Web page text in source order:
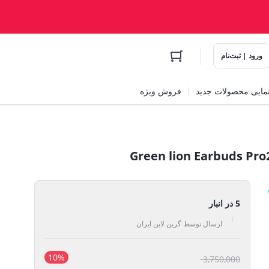
ورود | ثبت‌نام
محصولات جدید فروش ویژه
5 در انبار
ارسال توسط گرین لاین ایران
10% 3,750,000قیمت